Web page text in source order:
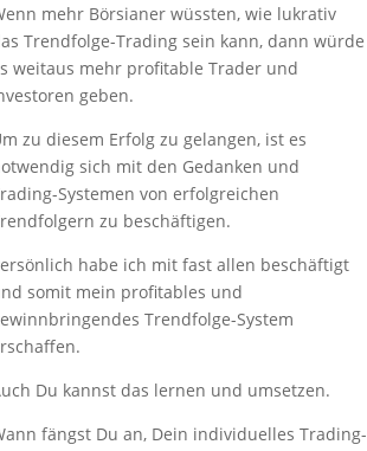
mehr Börsianer wüssten, wie lukrativ
Trendfolge-Trading sein kann, dann würde
weitaus mehr profitable Trader und
geben.
zu diesem Erfolg zu gelangen, ist es
sich mit den Gedanken und
Systemen von erfolgreichen
zu beschäftigen.
habe ich mit fast allen beschäftigt
somit mein profitables und
Trendfolge-System
Du kannst das lernen und umsetzen.
fängst Du an, Dein individuelles Trading-